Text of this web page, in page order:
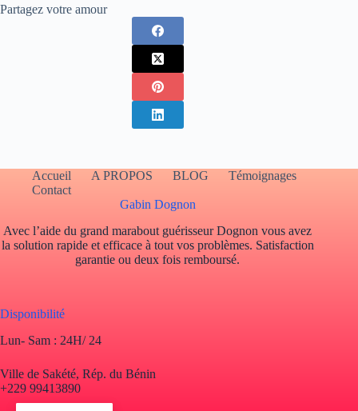
Partagez votre amour
Accueil A PROPOS BLOG
Témoignages
Contact
Gabin Dognon
Avec l’aide du grand marabout guérisseur Dognon vous avez
la solution rapide et efficace à tout vos problèmes. Satisfaction
garantie ou deux fois remboursé.
Disponibilité
Lun- Sam : 24H/ 24
Ville de Sakété, Rép. du Bénin
+229 99413890